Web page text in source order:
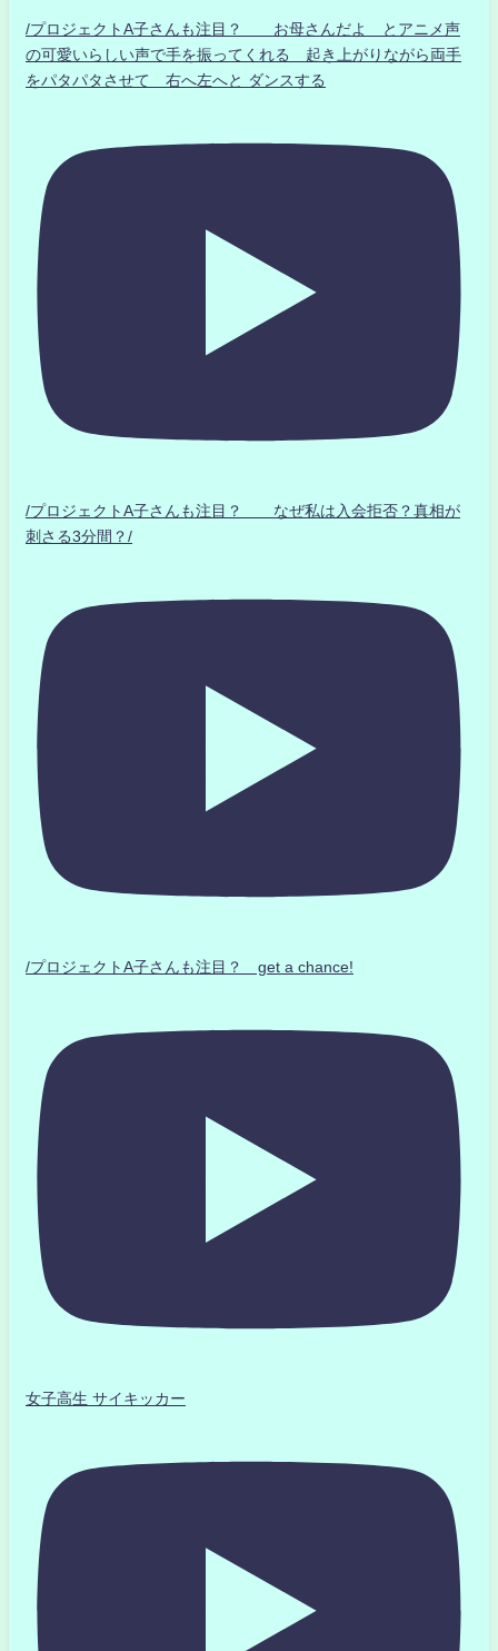
/プロジェクトA子さんも注目？ お母さんだよ とアニメ声
の可愛いらしい声で手を振ってくれる 起き上がりながら両手
をパタパタさせて 右へ左へと ダンスする
/プロジェクトA子さんも注目？ なぜ私は入会拒否？真相が
刺さる3分間？/
/プロジェクトA子さんも注目？ get a chance!
女子高生 サイキッカー